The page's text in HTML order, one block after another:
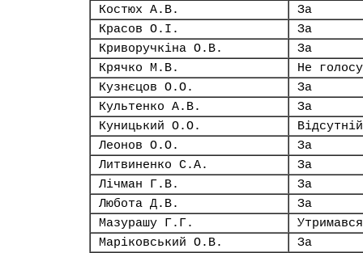
Костюх А.В.
За
Красов О.І.
За
Криворучкіна О.В.
За
Крячко М.В.
Не
Кузнєцов О.О.
За
Культенко А.В.
За
Куницький О.О.
Відсутній
Леонов О.О.
За
Литвиненко С.А.
За
Лічман Г.В.
За
Любота Д.В.
За
Мазурашу Г.Г.
Утримався
Маріковський О.В.
За